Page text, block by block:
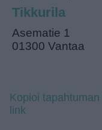
Tikkurila
Asematie 1
01300 Vantaa
Kopioi
link